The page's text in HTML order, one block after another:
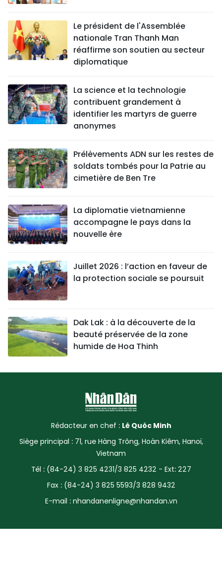
Le président de l'Assemblée
nationale Tran Thanh Man
réaffirme son soutien au secteur
diplomatique
La science et la technologie
contribuent grandement à
identifier les martyrs de guerre
anonymes
Prélèvements ADN sur les restes de
soldats tombés pour la Patrie au
cimetière de Ben Tre
La diplomatie vietnamienne
accompagne le pays dans la
nouvelle ère
Juillet 2026 : l’action en faveur de
la protection sociale se poursuit
Dak Lak : à la découverte de la
beauté préservée de la zone
humide de Hoa Thinh
Rédacteur en chef : Lê Quôc Minh
Siège principal : 71, rue Hàng Trông, Hoàn Kiêm, Hanoï,
Vietnam
Tél : (84-24) 3 825 4231/3 825 4232 - Ext: 227
Fax : (84-24) 3 825 5593/3 828 9432
E-mail : nhandanenligne@nhandan.vn